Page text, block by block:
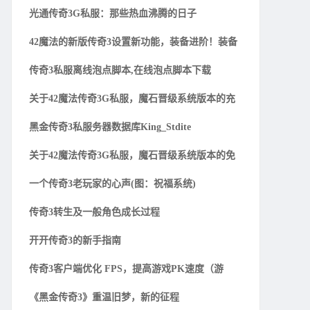
光通传奇3G私服：那些热血沸腾的日子
42魔法的新版传奇3设置新功能，装备进阶！装备
传奇3私服离线泡点脚本,在线泡点脚本下载
关于42魔法传奇3G私服，魔石晋级系统版本的充
黑金传奇3私服务器数据库King_Stdite
关于42魔法传奇3G私服，魔石晋级系统版本的免
一个传奇3老玩家的心声(图：祝福系统)
传奇3转生及一般角色成长过程
开开传奇3的新手指南
传奇3客户端优化 FPS，提高游戏PK速度（游
《黑金传奇3》重温旧梦，新的征程